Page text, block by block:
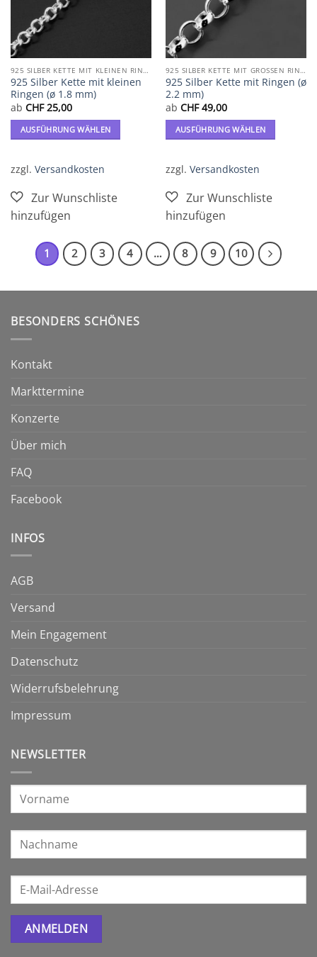
werden
werden
925 SILBER KETTE MIT KLEINEN RINGEN
925 Silber Kette mit kleinen
Ringen (ø 1.8 mm)
ab CHF25,00
AUSFÜHRUNG WÄHLEN
weist
mehrere
Varianten
auf.
Optionen
können
der
gewählt
werden
zzgl. Versandkosten
925 SILBER KETTE MIT GROSSEN RINGEN
925 Silber Kette mit Ringen (ø
2.2 mm)
ab CHF49,00
AUSFÜHRUNG WÄHLEN
weist
mehrere
Varianten
auf.
Optionen
können
der
zzgl. Versandkosten
1 2 3 4 … 8 9 10
BESONDERS SCHÖNES
Kontakt
Markttermine
Konzerte
Über mich
FAQ
Facebook
INFOS
AGB
Versand
Mein Engagement
Datenschutz
Widerrufsbelehrung
Impressum
NEWSLETTER